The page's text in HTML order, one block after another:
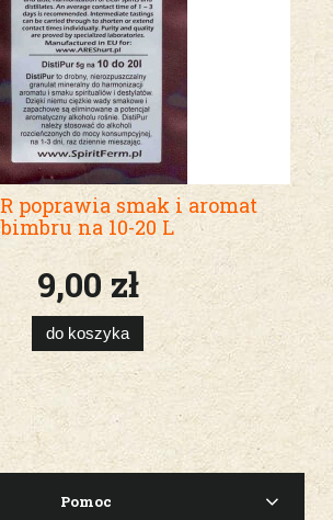
poprawia smak i aromat
bimbru na 10-20 L
9,00 zł
do koszyka
Pomoc